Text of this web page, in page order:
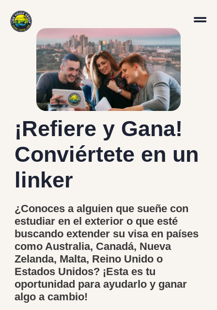
¡Refiere y Gana!
Conviértete en un
linker
¿Conoces a alguien que sueñe con
estudiar en el exterior o que esté
buscando extender su visa en países
como Australia, Canadá, Nueva
Zelanda, Malta, Reino Unido o
Estados Unidos? ¡Esta es tu
oportunidad para ayudarlo y ganar
algo a cambio!